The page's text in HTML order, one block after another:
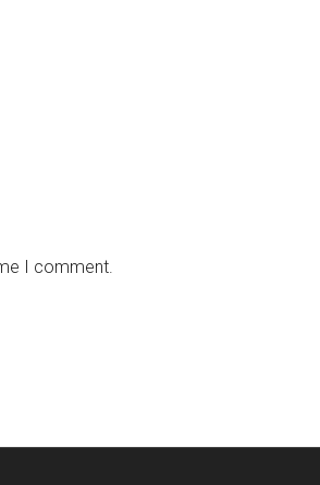
I comment.